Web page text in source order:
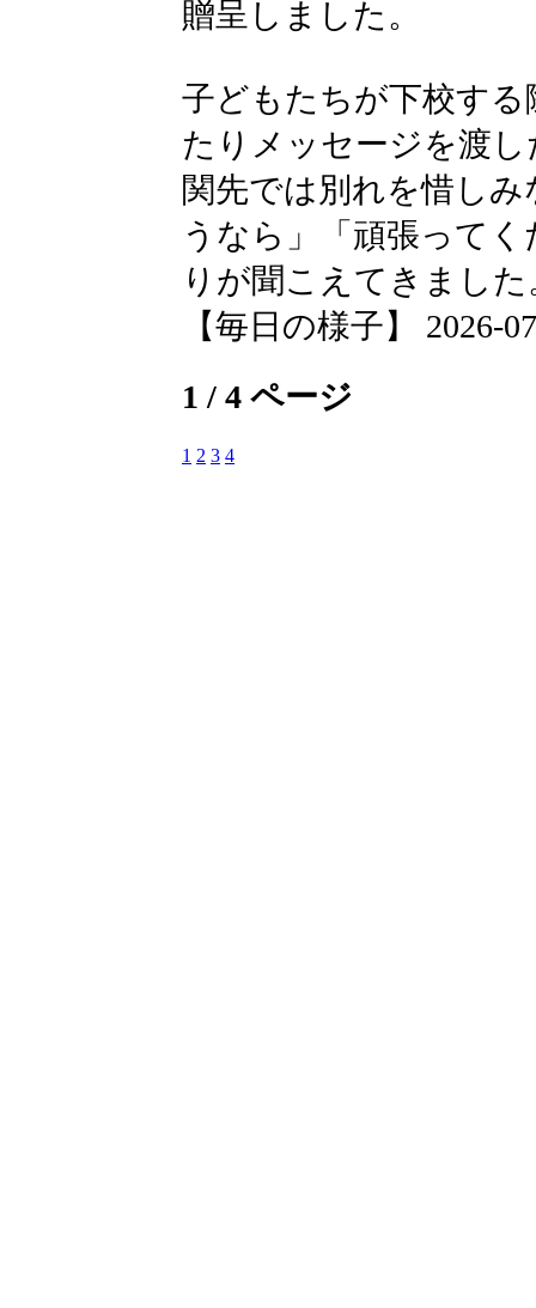
贈呈しました。
子どもたちが下校す
たりメッセージを渡
関先では別れを惜し
うなら」「頑張って
りが聞こえてきました
【毎日の様子】 2026-
1 / 4 ページ
1 2 3 4